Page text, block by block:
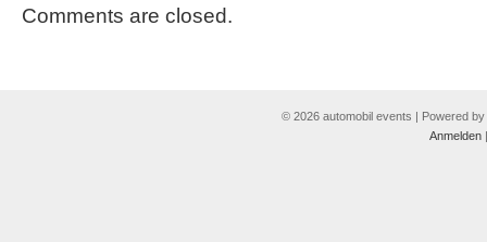
Comments are closed.
© 2026 automobil events | Powered by
Anmelden